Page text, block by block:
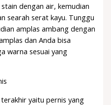
dengan air, kemudian
searah serat kayu. Tunggu
amplas ambang dengan
dan Anda bisa
warna sesuai yang
yaitu pernis yang